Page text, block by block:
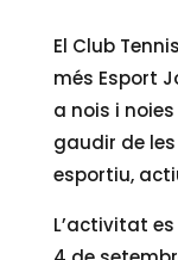
El Club
més Esport
a nois i
gaudir de
esportiu,
L’activitat